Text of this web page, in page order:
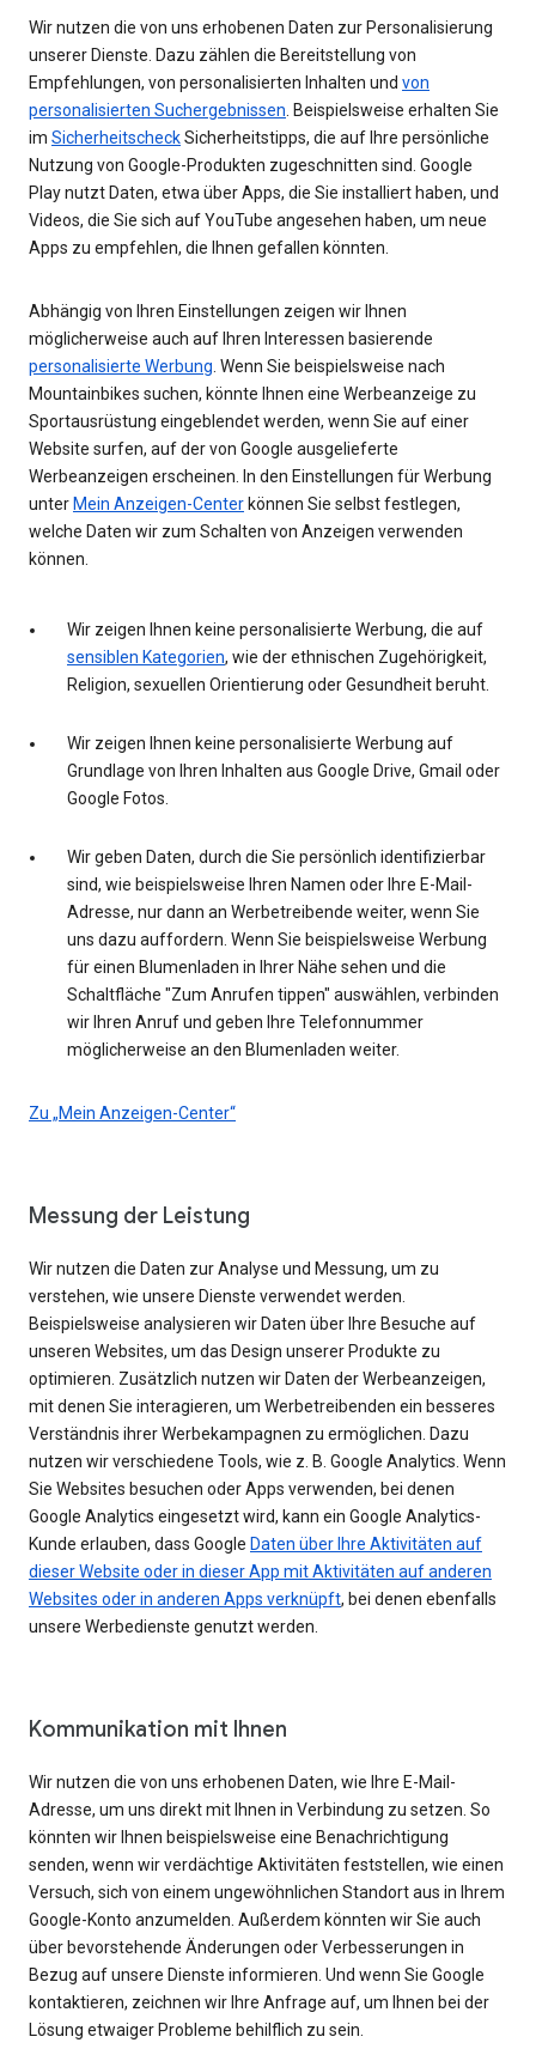
Wir nutzen die von uns erhobenen Daten zur Personalisierung
unserer Dienste. Dazu zählen die Bereitstellung von
Empfehlungen, von personalisierten Inhalten und von
personalisierten Suchergebnissen . Beispielsweise erhalten Sie
im SicherheitscheckSicherheitstipps, die auf Ihre persönliche
Nutzung von Google-Produkten zugeschnitten sind. Google
Play nutzt Daten, etwa über Apps, die Sie installiert haben, und
Videos, die Sie sich auf YouTube angesehen haben, um neue
Apps zu empfehlen, die Ihnen gefallen könnten.
Abhängig von Ihren Einstellungen zeigen wir Ihnen
möglicherweise auch auf Ihren Interessen basierende
personalisierte Werbung . Wenn Sie beispielsweise nach
Mountainbikes suchen, könnte Ihnen eine Werbeanzeige zu
Sportausrüstung eingeblendet werden, wenn Sie auf einer
Website surfen, auf der von Google ausgelieferte
Werbeanzeigen erscheinen. In den Einstellungen für Werbung
unter Mein Anzeigen-Center können Sie selbst festlegen,
welche Daten wir zum Schalten von Anzeigen verwenden
können.
Wir zeigen Ihnen keine personalisierte Werbung, die auf
sensiblen Kategorien, wie der ethnischen Zugehörigkeit,
Religion, sexuellen Orientierung oder Gesundheit beruht.
Wir zeigen Ihnen keine personalisierte Werbung auf
Grundlage von Ihren Inhalten aus Google Drive, Gmail oder
Google Fotos.
Wir geben Daten, durch die Sie persönlich identifizierbar
sind, wie beispielsweise Ihren Namen oder Ihre E-Mail-
Adresse, nur dann an Werbetreibende weiter, wenn Sie
uns dazu auffordern. Wenn Sie beispielsweise Werbung
für einen Blumenladen in Ihrer Nähe sehen und die
Schaltfläche "Zum Anrufen tippen" auswählen, verbinden
wir Ihren Anruf und geben Ihre Telefonnummer
möglicherweise an den Blumenladen weiter.
Zu „Mein Anzeigen-Center“
Messung der Leistung
Wir nutzen die Daten zur Analyse und Messung, um zu
verstehen, wie unsere Dienste verwendet werden.
Beispielsweise analysieren wir Daten über Ihre Besuche auf
unseren Websites, um das Design unserer Produkte zu
optimieren. Zusätzlich nutzen wir Daten der Werbeanzeigen,
mit denen Sie interagieren, um Werbetreibenden ein besseres
Verständnis ihrer Werbekampagnen zu ermöglichen. Dazu
nutzen wir verschiedene Tools, wie z. B. Google Analytics. Wenn
Sie Websites besuchen oder Apps verwenden, bei denen
Google Analytics eingesetzt wird, kann ein Google Analytics-
Kunde erlauben, dass Google Daten über Ihre Aktivitäten auf
dieser Website oder in dieser App mit Aktivitäten auf anderen
Websites oder in anderen Apps verknüpft, bei denen ebenfalls
unsere Werbedienste genutzt werden.
Kommunikation mit Ihnen
Wir nutzen die von uns erhobenen Daten, wie Ihre E-Mail-
Adresse, um uns direkt mit Ihnen in Verbindung zu setzen. So
könnten wir Ihnen beispielsweise eine Benachrichtigung
senden, wenn wir verdächtige Aktivitäten feststellen, wie einen
Versuch, sich von einem ungewöhnlichen Standort aus in Ihrem
Google-Konto anzumelden. Außerdem könnten wir Sie auch
über bevorstehende Änderungen oder Verbesserungen in
Bezug auf unsere Dienste informieren. Und wenn Sie Google
kontaktieren, zeichnen wir Ihre Anfrage auf, um Ihnen bei der
Lösung etwaiger Probleme behilflich zu sein.